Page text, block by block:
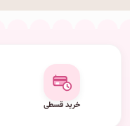
خرید قسطی